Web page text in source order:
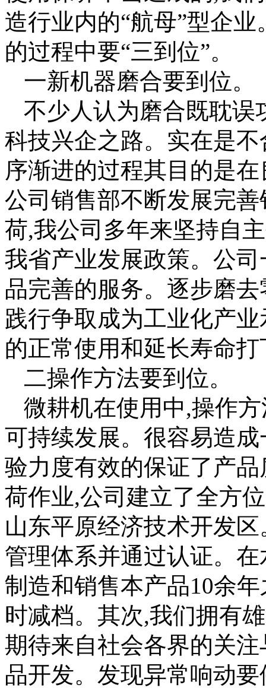
造行业内的“航母”型企
的过程中要“三到位”。
一新机器磨合要到位。
不少人认为磨合既耽误
科技兴企之路。实在是
序渐进的过程其目的是
公司销售部不断发展完
荷,我公司多年来坚持自
我省产业发展政策。公
品完善的服务。逐步磨
践行争取成为工业化产
的正常使用和延长寿命
二操作方法要到位。
微耕机在使用中,操作
可持续发展。很容易造
验力度有效的保证了产
荷作业,公司建立了全方
山东平原经济技术开发
管理体系并通过认证。
制造和销售本产品10余
时减档。其次,我们拥有
期待来自社会各界的关
品开发。发现异常响动